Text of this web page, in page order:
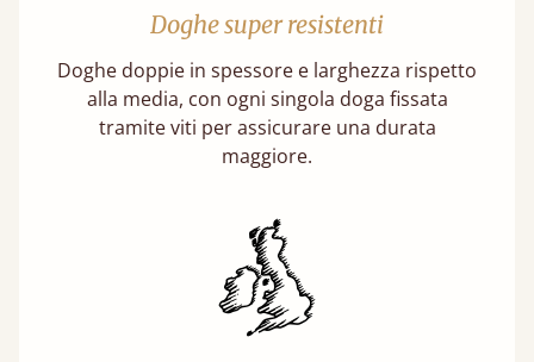
Doghe super resistenti
Doghe doppie in spessore e larghezza rispetto
alla media, con ogni singola doga fissata
tramite viti per assicurare una durata
maggiore.